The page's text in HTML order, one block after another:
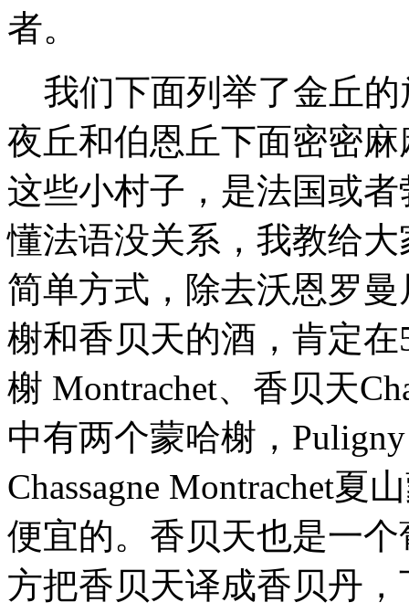
者。
我们下面列举了金丘的
夜丘和伯恩丘下面密密
这些小村子，是法国或
懂法语没关系，我教给
简单方式，除去沃恩罗
榭和香贝天的酒，肯定
榭 Montrachet、香贝天
中有两个蒙哈榭，
Chassagne Montrachet
便宜的。香贝天也是一
方把香贝天译成香贝丹，